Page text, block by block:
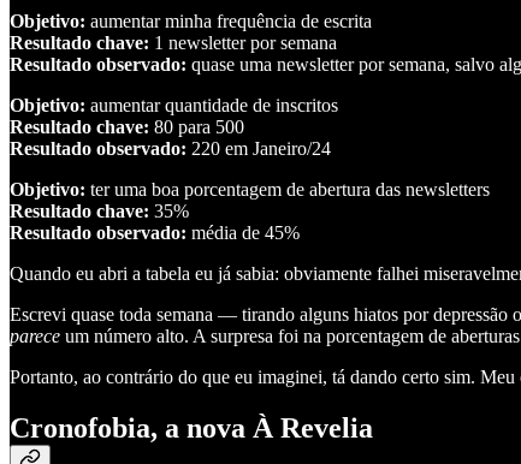
Objetivo: aumentar minha frequência de escrita
Resultado chave: 1 newsletter por semana
Resultado observado: quase uma newsletter por semana, salvo
Objetivo: aumentar quantidade de inscritos
Resultado chave: 80 para 500
Resultado observado: 220 em Janeiro/24
Objetivo: ter uma boa porcentagem de abertura das newsletters
Resultado chave: 35%
Resultado observado: média de 45%
Quando eu abri a tabela eu já sabia: obviamente falhei
Escrevi quase toda semana — tirando alguns hiatos por depressão
parece um número alto. A surpresa foi na porcentagem de
Portanto, ao contrário do que eu imaginei, tá dando certo sim.
Cronofobia, a nova À Revelia